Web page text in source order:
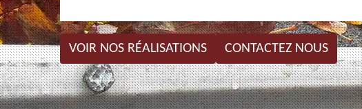
VOIR NOS RÉALISATIONS CONTACTEZ NOUS